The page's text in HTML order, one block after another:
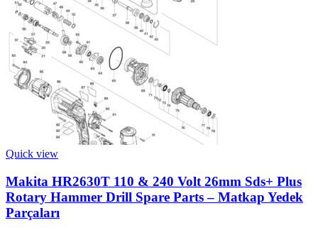
Quick view
Makita HR2630T 110 & 240 Volt 26mm Sds+ Plus
Rotary Hammer Drill Spare Parts – Matkap Yedek
Parçaları